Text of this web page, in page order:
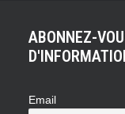
ABONNEZ-
Email